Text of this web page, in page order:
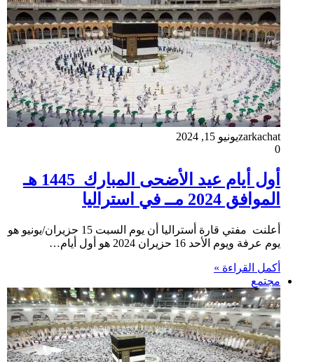
zarkachatيونيو 15, 2024
0
أول أيام عيد الأضحى المبارك 1445 هـ
الموافق 2024 مــ في استراليا
أعلنت مفتي قارة أستراليا أن يوم السبت 15 حزيران/يونيو هو
يوم عرفة ويوم الأحد 16 حزيران 2024 هو أول أيام…
أكمل القراءة »
مجتمع